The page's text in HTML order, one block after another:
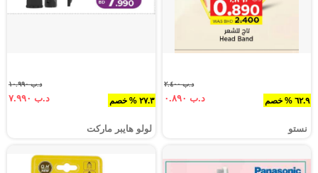
٦٢.٩ % خصم
د.ب ٢.٤٠٠
د.ب ٠.٨٩٠
نستو
٢٧.٣ % خصم
د.ب ١٠.٩٩٠
د.ب ٧.٩٩٠
لولو هايبر ماركت